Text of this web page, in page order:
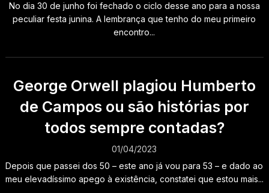
No dia 30 de junho foi fechado o ciclo desse ano para a nossa
peculiar festa junina. A lembrança que tenho do meu primeiro
encontro...
George Orwell plagiou Humberto
de Campos ou são histórias por
todos sempre contadas?
01/04/2023
Depois que passei dos 50 – este ano já vou para 53 – e dado ao
meu elevadíssimo apego à existência, constatei que estou mais...